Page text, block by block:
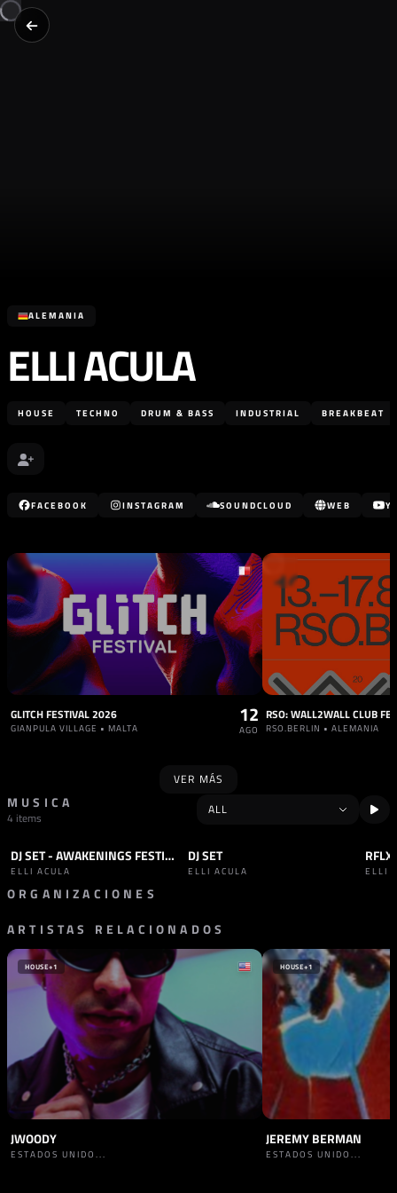
ALEMANIA
ELLI ACULA
HOUSE TECHNO DRUM & BASS INDUSTRIAL BREAKBEAT
FACEBOOK INSTAGRAM SOUNDCLOUD WEB
GLITCH FESTIVAL 2026
GIANPULA VILLAGE • MALTA
12
AGO
RSO: WALL2WALL CLUB
RSO.BERLIN • ALEMANIA
VER MÁS
MUSICA
4 items
SET TECHNO DJ SET - AWAKENINGS FESTIVAL
ELLI ACULA
SET
DJ SET
ELLI ACULA
SET
ELLI
ORGANIZACIONES
PROMOTOR
HÖR
ALEMANIA PAÍSES BAJOS
ARTISTAS RELACIONADOS
HOUSE+1
JWOODY
ESTADOS UNIDO...
HOUSE+1
JEREMY BERMAN
ESTADOS UNIDO...